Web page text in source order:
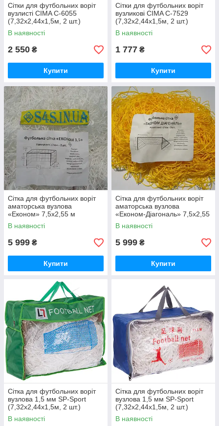
Сітки для футбольних воріт
вузлисті CIMA C-6055
(7,32x2,44x1,5м, 2 шт.)
В наявності
2 550 ₴
Купити
Сітки для футбольних воріт
вузликові CIMA C-7529
(7,32x2,44x1,5м, 2 шт.)
В наявності
1 777 ₴
Купити
Сітка для футбольних воріт
аматорська вузлова
«Економ» 7,5х2,55 м
(комплект із 2 шт.)
В наявності
5 999 ₴
Купити
Сітка для футбольних воріт
аматорська вузлова
«Економ-Діагональ» 7,5х2,55
м (комплект із 2 шт.)
В наявності
5 999 ₴
Купити
Сітка для футбольних воріт
вузлова 1,5 мм SP-Sport
(7,32x2,44x1,5м, 2 шт.)
В наявності
Сітка для футбольних воріт
вузлова 1,5 мм SP-Sport
(7,32x2,44x1,5м, 2 шт.)
В наявності